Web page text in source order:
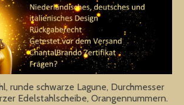
runde schwarze Lagune, Durchmesser
Edelstahlscheibe, Orangennummern.